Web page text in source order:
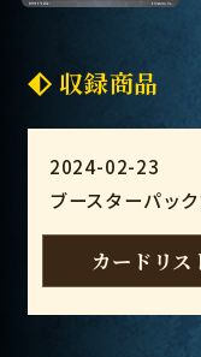
収録商品
2024-02-23
ブースターパッ
カードリス